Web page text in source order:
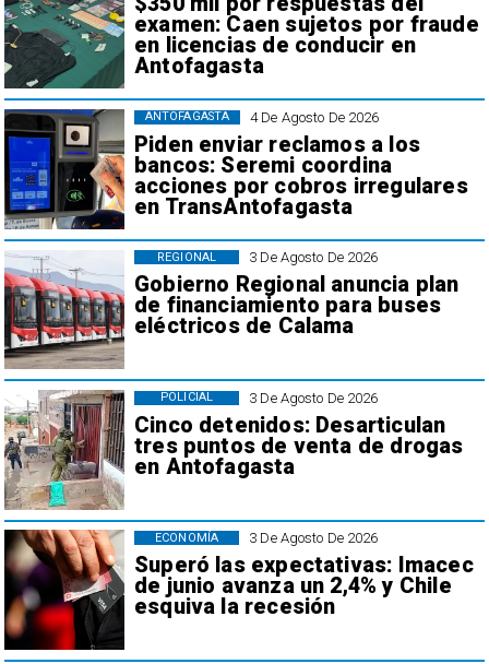
examen: Caen sujetos por fraude
en licencias de conducir en
Antofagasta
4 De Agosto De 2026
Piden enviar reclamos a los
bancos: Seremi coordina
acciones por cobros irregulares
en TransAntofagasta
ANTOFAGASTA
3 De Agosto De 2026
Gobierno Regional anuncia plan
de financiamiento para buses
eléctricos de Calama
REGIONAL
3 De Agosto De 2026
Cinco detenidos: Desarticulan
tres puntos de venta de drogas
en Antofagasta
POLICIAL
3 De Agosto De 2026
Superó las expectativas: Imacec
de junio avanza un 2,4% y Chile
esquiva la recesión
ECONOMÍA